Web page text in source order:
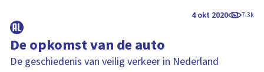
4 okt 2020 7.3k
De opkomst van de auto
De geschiedenis van veilig verkeer in Nederland